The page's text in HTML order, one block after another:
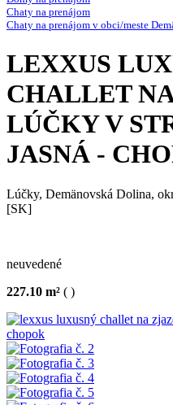
Chaty na prenájom
Chaty na prenájom v obci/meste
LEXXUS
CHALLET
LÚČKY V
JASNÁ -
Lúčky, Demänovská Dolina,
[SK]
neuvedené
227.10 m² ( )